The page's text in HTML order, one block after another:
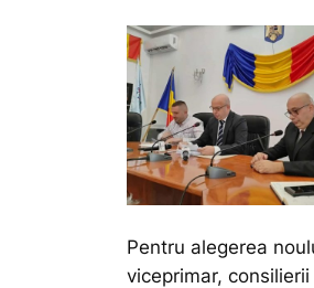
Pentru alegerea
viceprimar, consilierii